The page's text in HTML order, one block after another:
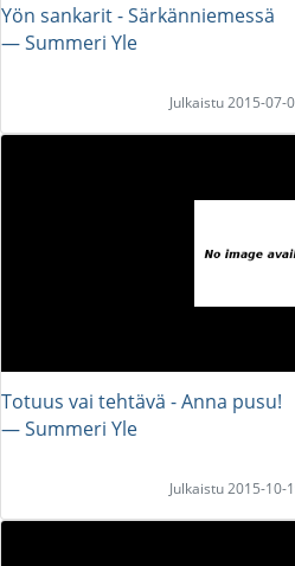
Yön sankarit - Särkänniemessä
― Summeri Yle
Julkaistu 2015-
Totuus vai tehtävä - Anna pusu!
― Summeri Yle
Julkaistu 2015-